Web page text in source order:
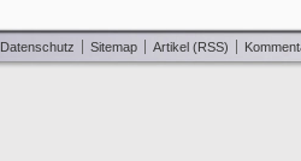
Datenschutz Sitemap Artikel (RSS)